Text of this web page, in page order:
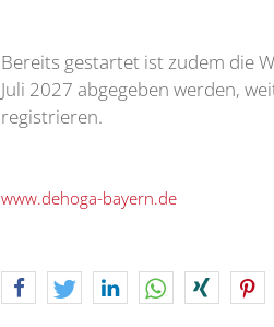
Bereits gestartet ist zudem die
Juli 2027 abgegeben werden,
registrieren.
www.dehoga-bayern.de